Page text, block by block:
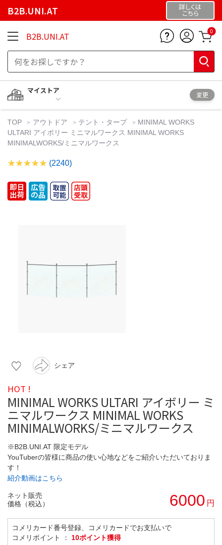
B2B.UNI.AT 詳しくは
こちら
B2B.UNI.AT 0
マイストア
変更
TOP アウトドア テント・タープ
MINIMAL WORKS
ULTARI アイボリー ミニマルワークス MINIMAL WORKS
MINIMALWORKS/ミニマルワークス
(2240)
シェア
HOT !
MINIMAL WORKS ULTARI アイボリー ミ
ニマルワークス MINIMAL WORKS
MINIMALWORKS/ミニマルワークス
※B2B.UNI.AT 限定モデル
YouTuberの皆様に商品の使い心地などをご紹介いただいておりま
す！
紹介動画はこちら
ネット販売
価格（税込）
6000 円
コメリカード番号登録、コメリカードでお支払いで
コメリポイント ： 10ポイント獲得